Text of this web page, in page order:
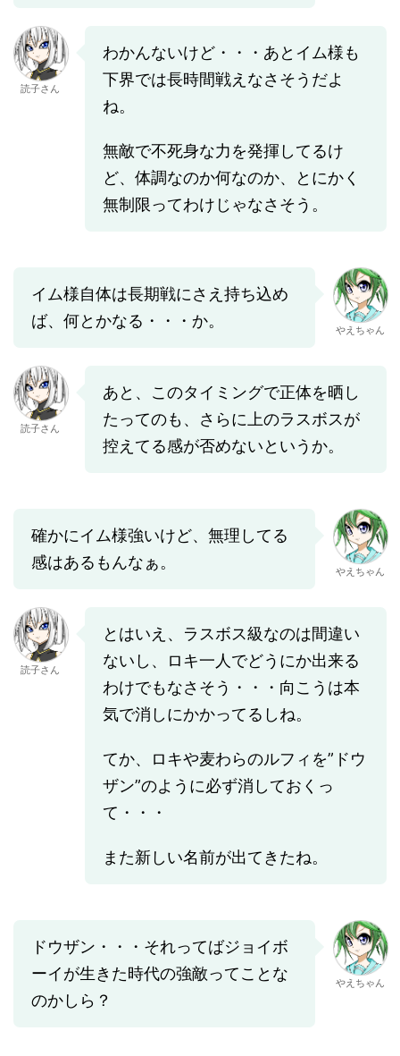
読子さん
わかんないけど・・・あとイム様も
下界では長時間戦えなさそうだよ
ね。
無敵で不死身な力を発揮してるけ
ど、体調なのか何なのか、とにかく
無制限ってわけじゃなさそう。
イム様自体は長期戦にさえ持ち込め
ば、何とかなる・・・か。
やえちゃん
読子さん
あと、このタイミングで正体を晒し
たってのも、さらに上のラスボスが
控えてる感が否めないというか。
確かにイム様強いけど、無理してる
感はあるもんなぁ。
やえちゃん
読子さん
とはいえ、ラスボス級なのは間違い
ないし、ロキ一人でどうにか出来る
わけでもなさそう・・・向こうは本
気で消しにかかってるしね。
てか、ロキや麦わらのルフィを”ドウ
ザン”のように必ず消しておくっ
て・・・
また新しい名前が出てきたね。
ドウザン・・・それってばジョイボ
ーイが生きた時代の強敵ってことな
のかしら？
やえちゃん